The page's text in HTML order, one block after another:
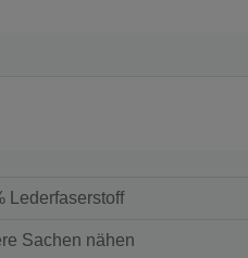
Lederfaserstoff
Sachen nähen